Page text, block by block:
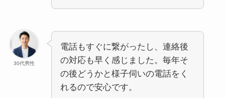
30代男性
電話もすぐに繋がったし、連絡後
の対応も早く感じました。毎年そ
の後どうかと様子伺いの電話をく
れるので安心です。